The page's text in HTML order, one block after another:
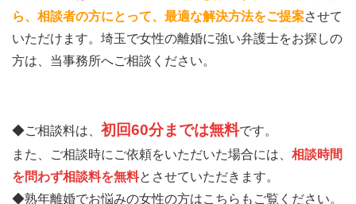
ら、相談者の方にとって、最適な解決方法をご提案させて
いただけます。埼玉で女性の離婚に強い弁護士をお探しの
方は、当事務所へご相談ください。
◆ご相談料は、 初回60分までは無料です。
また、ご相談時にご依頼をいただいた場合には、 相談時間
を問わず相談料を無料とさせていただきます。
◆熟年離婚でお悩みの女性の方はこちらもご覧ください。